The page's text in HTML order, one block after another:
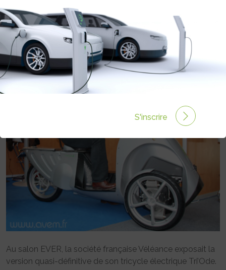
LA DERNIÈRE VERSION DU TRI’ODE
Rédigé par le 29 Mar 2010 à 00:00 0 commentaires
Au salon EVER, la société française Véléance exposait la
version quasi-définitive de son tricycle électrique Tri’Ode.
S'inscrire